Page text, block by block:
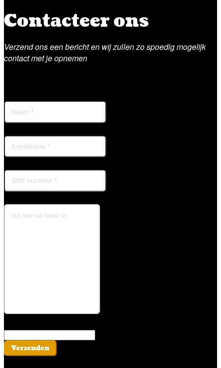
Contacteer ons
Verzend ons een bericht en wij zullen zo spoedig mogelijk
contact met je opnemen
Verzenden